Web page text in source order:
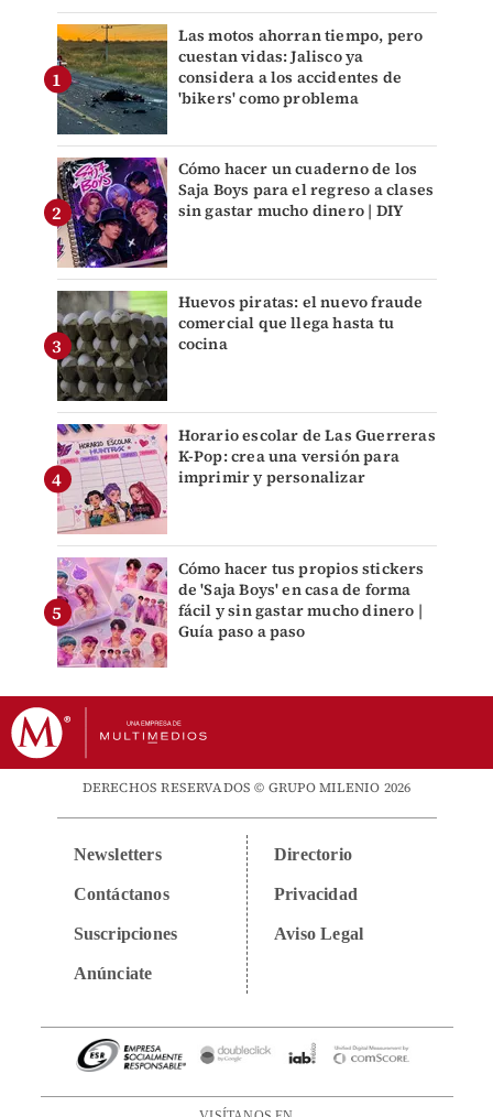
Las motos ahorran tiempo, pero
cuestan vidas: Jalisco ya
considera a los accidentes de
'bikers' como problema
Cómo hacer un cuaderno de los
Saja Boys para el regreso a clases
sin gastar mucho dinero | DIY
Huevos piratas: el nuevo fraude
comercial que llega hasta tu
cocina
Horario escolar de Las Guerreras
K-Pop: crea una versión para
imprimir y personalizar
Cómo hacer tus propios stickers
de 'Saja Boys' en casa de forma
fácil y sin gastar mucho dinero |
Guía paso a paso
DERECHOS RESERVADOS © GRUPO MILENIO 2026
Newsletters
Contáctanos
Suscripciones
Anúnciate
Directorio
Privacidad
Aviso Legal